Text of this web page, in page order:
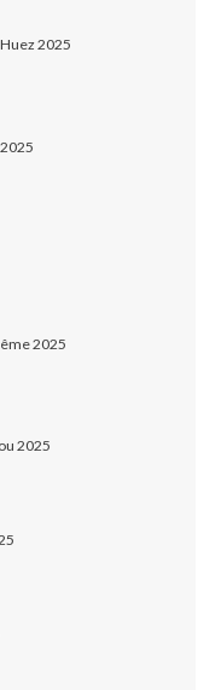
2025
2025
2025